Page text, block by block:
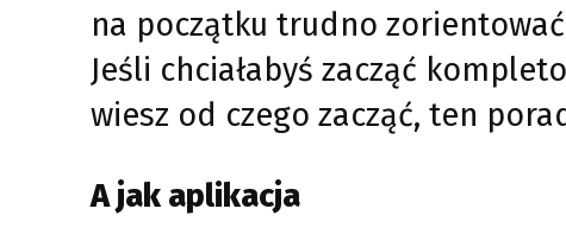
na początku trudno
Jeśli chciałabyś zacząć
wiesz od czego zacząć, ten
A jak aplikacja